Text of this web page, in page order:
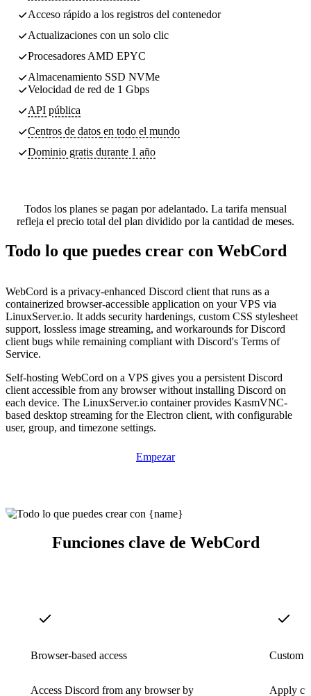
Acceso rápido a los registros del contenedor
Actualizaciones con un solo clic
Procesadores AMD EPYC
Almacenamiento SSD NVMe
Velocidad de red de 1 Gbps
API pública
Centros de datos en todo el mundo
Dominio gratis durante 1 año
Todos los planes se pagan por adelantado. La tarifa mensual
refleja el precio total del plan dividido por la cantidad de meses.
Todo lo que puedes crear con WebCord
WebCord is a privacy-enhanced Discord client that runs as a
containerized browser-accessible application on your VPS via
LinuxServer.io. It adds security hardenings, custom CSS stylesheet
support, lossless image streaming, and workarounds for Discord
client bugs while remaining compliant with Discord's Terms of
Service.
Self-hosting WebCord on a VPS gives you a persistent Discord
client accessible from any browser without installing Discord on
each device. The LinuxServer.io container provides KasmVNC-
based desktop streaming for the Electron client, with configurable
user, group, and timezone settings.
Empezar
Funciones clave de WebCord
Browser-based access
Access Discord from any browser by
Custom
Apply